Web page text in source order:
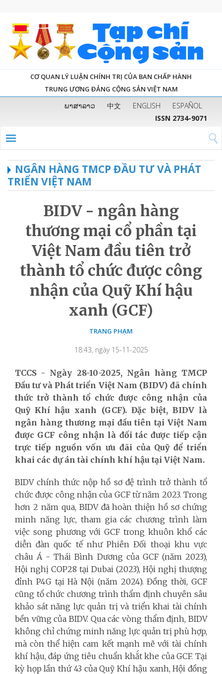
CƠ QUAN LÝ LUẬN CHÍNH TRỊ CỦA BAN CHẤP HÀNH
TRUNG ƯƠNG ĐẢNG CỘNG SẢN VIỆT NAM
ພາສາລາວ 中文 ENGLISH
ESPAÑOL
ISSN 2734-9071
NGÂN HÀNG TMCP ĐẦU TƯ VÀ PHÁT
TRIỂN VIỆT NAM
BIDV - ngân hàng
thương mại cổ phần tại
Việt Nam đầu tiên trở
thành tổ chức được công
nhận của Quỹ Khí hậu
xanh (GCF)
TRANG PHẠM
18:43, ngày 15-11-2025
TCCS - Ngày 28-10-2025, Ngân hàng TMCP
Đầu tư và Phát triển Việt Nam (BIDV) đã chính
thức trở thành tổ chức được công nhận của
Quỹ Khí hậu xanh (GCF). Đặc biệt, BIDV là
ngân hàng thương mại đầu tiên tại Việt Nam
được GCF công nhận là đối tác được tiếp cận
trực tiếp nguồn vốn ưu đãi của Quỹ để triển
khai các dự án tài chính khí hậu tại Việt Nam.
BIDV chính thức nộp hồ sơ đệ trình trở thành tổ
chức được công nhận của GCF từ năm 2023. Trong
hơn 2 năm qua, BIDV đã hoàn thiện hồ sơ chứng
minh năng lực, tham gia các chương trình làm
việc song phương với GCF trong khuôn khổ các
diễn đàn quốc tế như Phiên Đối thoại khu vực
châu Á - Thái Bình Dương của GCF (năm 2023),
Hội nghị COP28 tại Dubai (2023), Hội nghị thượng
đỉnh P4G tại Hà Nội (năm 2024). Đồng thời, GCF
cũng tổ chức chương trình thẩm định chuyên sâu
khảo sát năng lực quản trị và triển khai tài chính
bền vững của BIDV. Qua các vòng thẩm định, BIDV
không chỉ chứng minh năng lực quản trị phù hợp,
mà còn thể hiện cam kết mạnh mẽ với tài chính
khí hậu, đáp ứng tiêu chuẩn khắt khe của GCF. Tại
kỳ họp lần thứ 43 của Quỹ Khí hậu xanh, Hội đồng